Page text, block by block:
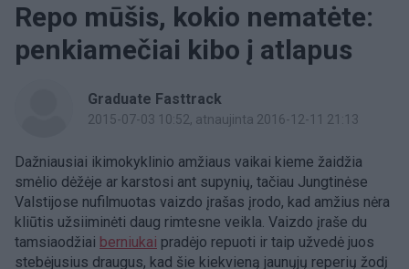
Repo mūšis, kokio nematėte:
penkiamečiai kibo į atlapus
Graduate Fasttrack
2015-07-03 10:52, atnaujinta 2016-12-11 21:13
Dažniausiai ikimokyklinio amžiaus vaikai kieme žaidžia
smėlio dėžėje ar karstosi ant supynių, tačiau Jungtinėse
Valstijose nufilmuotas vaizdo įrašas įrodo, kad amžius nėra
kliūtis užsiiminėti daug rimtesne veikla. Vaizdo įraše du
tamsiaodžiai berniukai pradėjo repuoti ir taip užvedė juos
stebėjusius draugus, kad šie kiekvieną jaunųjų reperių žodį